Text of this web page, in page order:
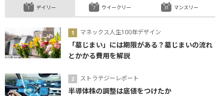
デイリー
マネックス人生100年デザイン
「墓じまい」には期限がある？墓じまいの流れ
とかかる費用を解説
ストラテジーレポート
半導体株の調整は底値をつけたか
ウイークリー マンスリー